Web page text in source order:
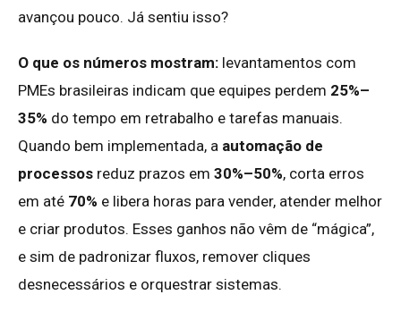
avançou pouco. Já sentiu isso?
O que os números mostram: levantamentos com
PMEs brasileiras indicam que equipes perdem 25%–
35% do tempo em retrabalho e tarefas manuais.
Quando bem implementada, a automação de
processos reduz prazos em 30%–50%, corta erros
em até 70% e libera horas para vender, atender melhor
e criar produtos. Esses ganhos não vêm de “mágica”,
e sim de padronizar fluxos, remover cliques
desnecessários e orquestrar sistemas.